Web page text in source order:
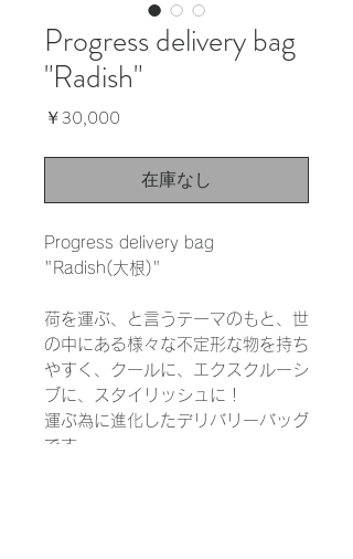
Progress delivery bag
"Radish"
￥30,000
在庫なし
Progress delivery bag
"Radish(大根)"
荷を運ぶ、と言うテーマのもと、世
の中にある様々な不定形な物を持ち
やすく、クールに、エクスクルーシ
ブに、スタイリッシュに！
運ぶ為に進化したデリバリーバッグ
です。